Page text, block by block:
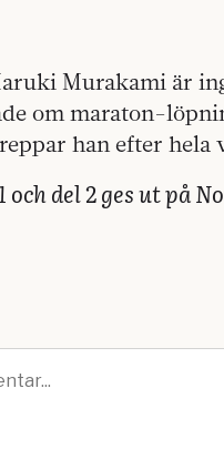
Murakami är
om maraton-
han efter hela
del 2 ges ut på